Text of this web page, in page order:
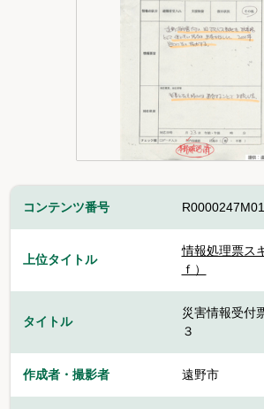
ピックアップコンテンツ
コンテンツ番号
上位タイトル
情報処理票ス
ｆ）
タイトル
災害情報受付
３
作成者・撮影者 遠野市